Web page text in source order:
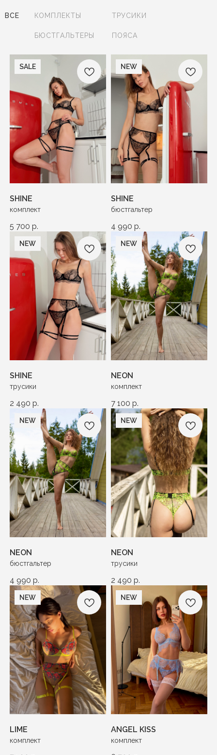
ВСЕ КОМПЛЕКТЫ
БЮСТГАЛЬТЕРЫ
ТРУСИКИ
ПОЯСА
SALE
SHINE
комплект
5 700 р.
NEW
SHINE
бюстгальтер
4 990 р.
NEW
SHINE
трусики
2 490 р.
NEW
NEON
комплект
7 100 р.
NEW
NEON
бюстгальтер
4 990 р.
NEW
NEON
трусики
2 490 р.
NEW
LIME
комплект
NEW
ANGEL KISS
комплект